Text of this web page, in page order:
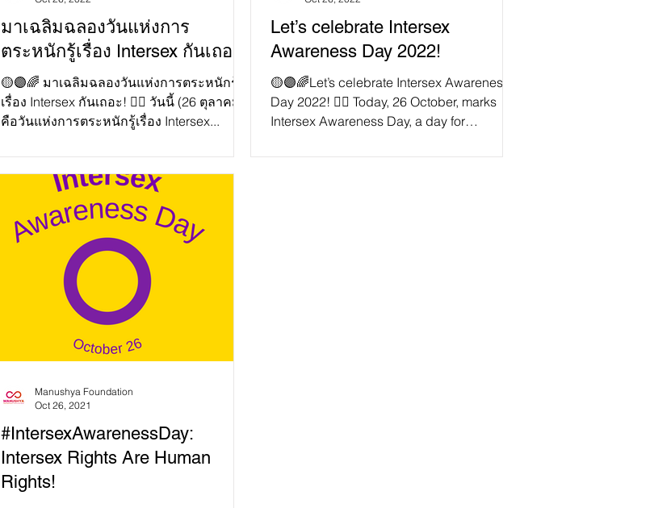
มาเฉลิมฉลองวันแห่งการ
ตระหนักรู้เรื่อง Intersex กันเถอะ!
🟡🟣🌈 มาเฉลิมฉลองวันแห่งการตระหนักรู้
เรื่อง Intersex กันเถอะ! 🏳️‍🌈 วันนี้ (26 ตุลาคม)
คือวันแห่งการตระหนักรู้เรื่อง Intersex...
Let’s celebrate Intersex
Awareness Day 2022!
🟡🟣🌈Let’s celebrate Intersex Awareness
Day 2022! 🏳️‍🌈 Today, 26 October, marks
Intersex Awareness Day, a day for
#IntersexAwarenessDay:
Intersex Rights Are Human
Rights!
Manushya Foundation
Oct 26, 2021